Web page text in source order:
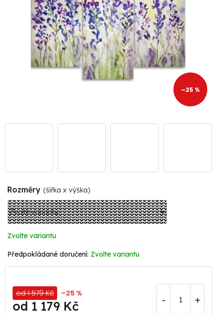
–25 %
Rozměry (šířka x výška)
Zvolte variantu
Zvolte variantu
od 1 579 Kč –25 %
od 1 179 Kč